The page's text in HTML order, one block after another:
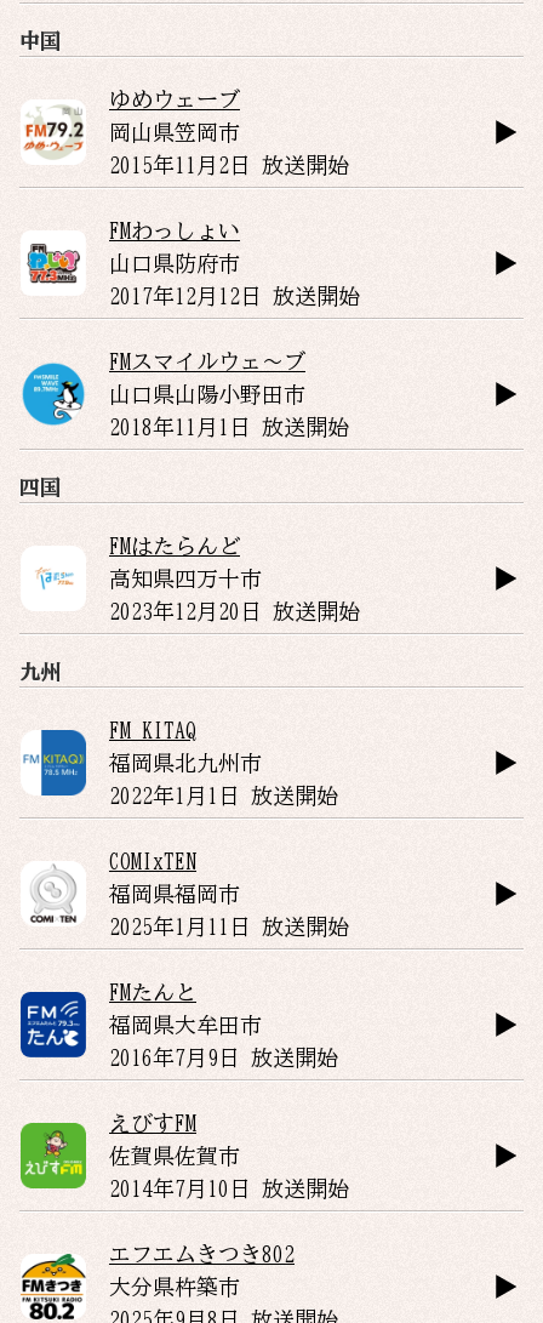
中国
ゆめウェーブ
岡山県笠岡市
2015年11月2日 放送開始
FMわっしょい
山口県防府市
2017年12月12日 放送開始
FMスマイルウェ～ブ
山口県山陽小野田市
2018年11月1日 放送開始
四国
FMはたらんど
高知県四万十市
2023年12月20日 放送開始
九州
FM KITAQ
福岡県北九州市
2022年1月1日 放送開始
COMIxTEN
福岡県福岡市
2025年1月11日 放送開始
FMたんと
福岡県大牟田市
2016年7月9日 放送開始
えびすFM
佐賀県佐賀市
2014年7月10日 放送開始
エフエムきつき802
大分県杵築市